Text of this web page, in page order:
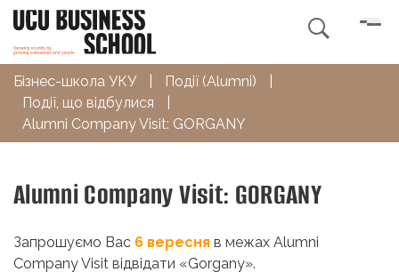

Бізнес-школа УКУ Події (Alumni)
Події, що відбулися
Alumni Company Visit: GORGANY
Alumni Company Visit: GORGANY
Запрошуємо Вас 6 вересня в межах Alumni
Company Visit відвідати «Gorgany».